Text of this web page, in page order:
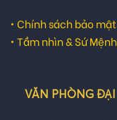
• Chính sách bảo
• Tầm nhìn & Sứ Mệnh
VĂN PHÒNG